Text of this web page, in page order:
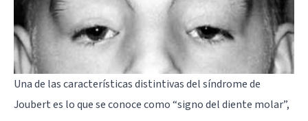
Una de las características distintivas del síndrome de
Joubert es lo que se conoce como “signo del diente molar”,